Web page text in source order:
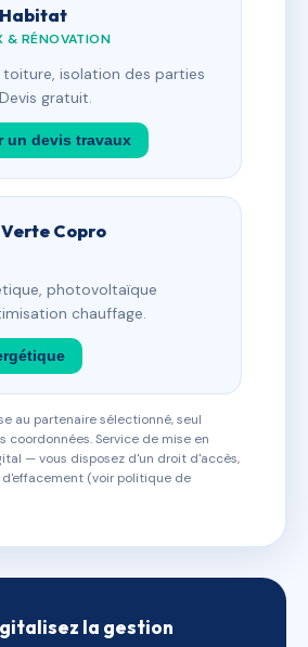
Habitat
& RÉNOVATION
toiture, isolation des parties
gratuit.
un devis travaux
Copro
photovoltaïque
chauffage.
au partenaire sélectionné, seul
coordonnées. Service de mise en
— vous disposez d'un droit d'accès,
(voir politique de
la gestion